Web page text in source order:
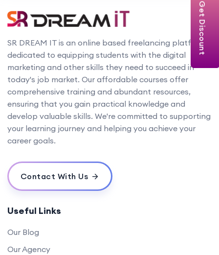
Get Discount
SR DREAM IT is an online based freelancing platform
dedicated to equipping students with the digital
marketing and other skills they need to succeed in
today's job market. Our affordable courses offer
comprehensive training and abundant resources,
ensuring that you gain practical knowledge and
develop valuable skills. We're committed to supporting
your learning journey and helping you achieve your
career goals.
Contact With Us
Useful Links
Our Blog
Our Agency